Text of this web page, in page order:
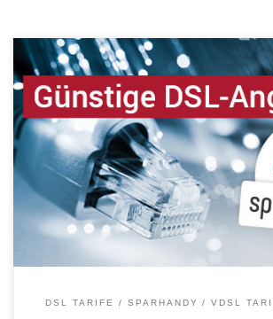
Sparhandy.de, einer der führenden unabhängigen
vertragsgebundene Mobilfunk-Angebote,
Produktportfolio: Das Unternehmen vermarktet ab
und Kabel-Angebote von Vodafone, der Telekom
Unter www.sparhandy.de/dsl findet der Kunde
Verfügbarkeitsprüfung und hat anschließend die
verfügbaren DSL-Angeboten. Angebote zumeist
Provider Auch […]
DSL TARIFE SPARHANDY VDSL